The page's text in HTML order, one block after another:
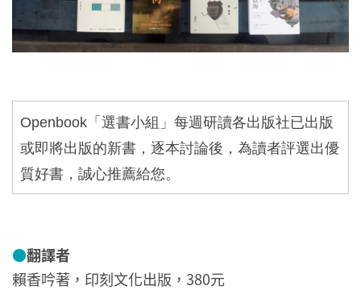
Openbook 「選書小組」每週研讀各出版社已出版
或即將出版的新書，逐本討論後，為讀者評選出優
質好書，誠心推薦給您。
●翻譯者
賴香吟著，印刻文化出版，380元